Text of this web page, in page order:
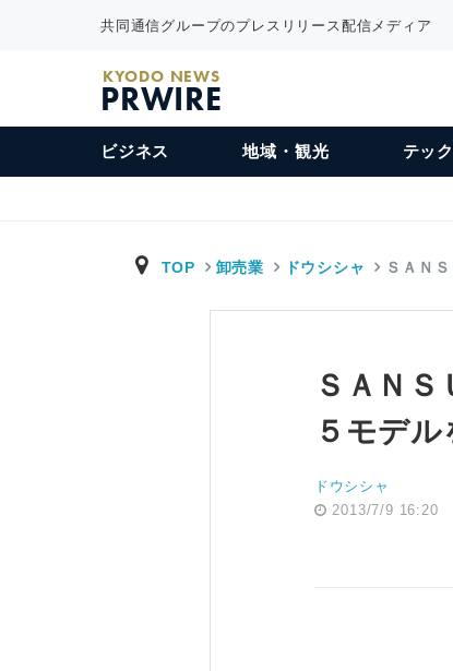
共同通信グループのプレスリリース配信メディア
KYODO NEWS
PRWIRE
ビジネス 地域・観光 テック
TOP 卸売業 ドウシシャ ＳＡＮ
ＳＡＮ
５モデ
ドウシシャ
2013/7/9 16:20